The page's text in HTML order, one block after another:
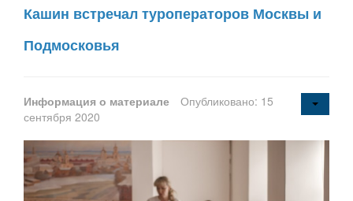
Кашин встречал туроператоров Москвы и
Подмосковья
Информация о материале
Опубликовано: 15
сентября 2020